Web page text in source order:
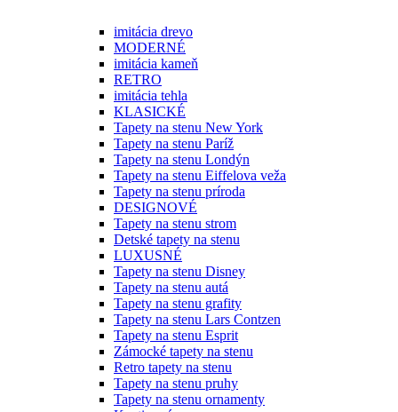
imitácia drevo
MODERNÉ
imitácia kameň
RETRO
imitácia tehla
KLASICKÉ
Tapety na stenu New York
Tapety na stenu Paríž
Tapety na stenu Londýn
Tapety na stenu Eiffelova veža
Tapety na stenu príroda
DESIGNOVÉ
Tapety na stenu strom
Detské tapety na stenu
LUXUSNÉ
Tapety na stenu Disney
Tapety na stenu autá
Tapety na stenu grafity
Tapety na stenu Lars Contzen
Tapety na stenu Esprit
Zámocké tapety na stenu
Retro tapety na stenu
Tapety na stenu pruhy
Tapety na stenu ornamenty